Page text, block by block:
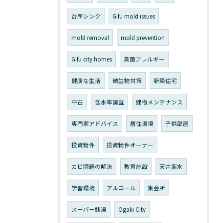
台所シンク Gifu mold issues
mold removal mold prevention
Gifu city homes 真菌アレルギー
健康な生活 微生物対策 新築住宅
中古 含水率調査 建物メンテナンス
専門家アドバイス 居住環境 子供部屋
投資物件 投資物件オーナー
カビ問題の解決 教育施設 天井漏水
学習環境 アルコール 集会所
スーパー銭湯 Ogaki City